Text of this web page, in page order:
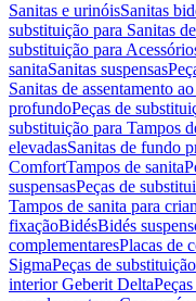
Sanitas e urinóisSanitas
substituição para Sanitas
substituição para
sanitaSanitas suspensas
Sanitas de assentamento
profundoPeças de
substituição para Tampos
elevadasSanitas de fundo
ComfortTampos de sanita
suspensasPeças de
Tampos de sanita para
fixaçãoBidésBidés
complementaresPlacas de
SigmaPeças de
interior Geberit Delta